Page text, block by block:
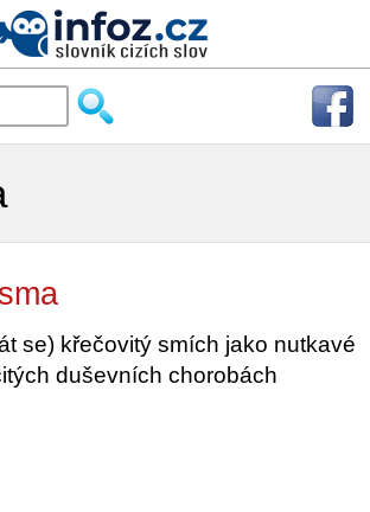
se) křečovitý smích jako nutkavé
duševních chorobách